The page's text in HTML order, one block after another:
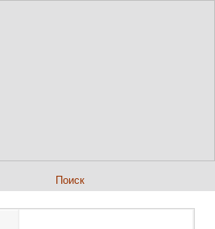
Поиск